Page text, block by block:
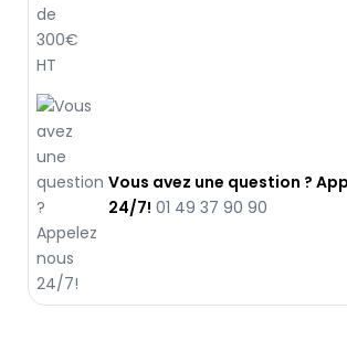
Vous avez une question ?
24/7! 01 49 37 90 90